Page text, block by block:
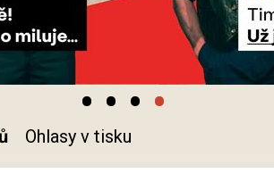
••••
Ohlasy v tisku